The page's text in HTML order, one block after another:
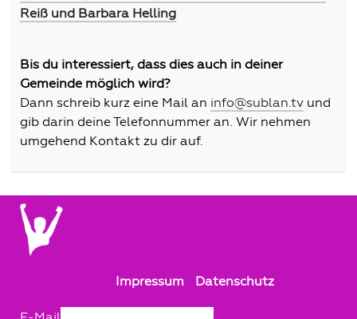
Reiß und Barbara Helling
Bis du interessiert, dass dies auch in deiner
Gemeinde möglich wird?
Dann schreib kurz eine Mail an info@sublan.tv und
gib darin deine Telefonnummer an. Wir nehmen
umgehend Kontakt zu dir auf.
Impressum Datenschutz